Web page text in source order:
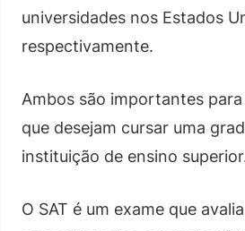
universidades nos Estados
respectivamente.
Ambos são importantes
que desejam cursar uma
instituição de ensino
O SAT é um exame que